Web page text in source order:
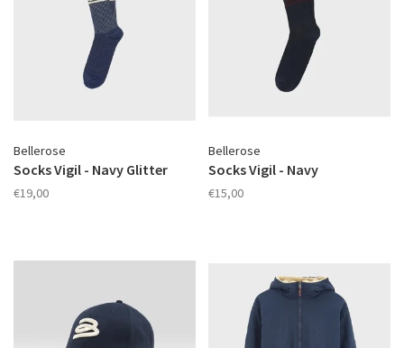
Bellerose
Socks Vigil - Navy Glitter
€19,00
Bellerose
Socks Vigil - Navy
€15,00